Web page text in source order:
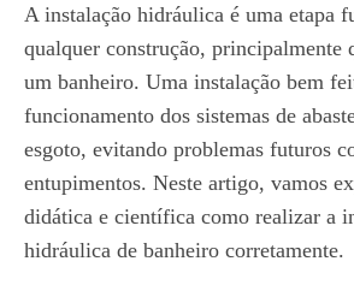
A instalação hidráulica é uma etapa
qualquer construção, principalmente
um banheiro. Uma instalação bem
funcionamento dos sistemas de
esgoto, evitando problemas futuros
entupimentos. Neste artigo, vamos
didática e científica como realizar a
hidráulica de banheiro corretamente.